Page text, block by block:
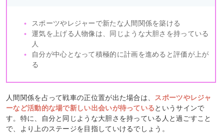
スポーツやレジャーで新たな人間関係を築ける
運気を上げる人物像は、同じような大胆さを持っている
人
自分が中心となって積極的に計画を進めると評価が上が
る
人間関係を占って戦車の正位置が出た場合は、
スポーツやレジャ
ーなど活動的な場で新しい出会いが待っているというサインで
す。特に、自分と同じような大胆さを持っている人と過ごすこと
で、より上のステージを目指していけるでしょう。